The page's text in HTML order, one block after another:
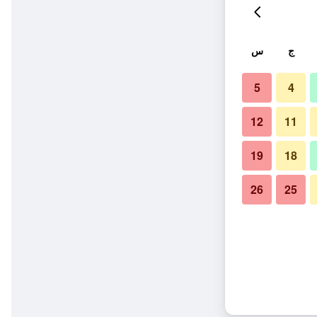
ج س
4
5
11
12
18
19
25
26